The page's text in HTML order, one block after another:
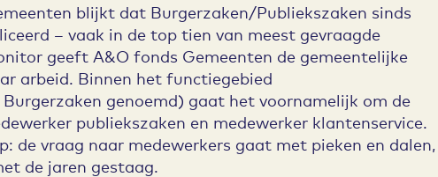
blijkt dat Burgerzaken/Publiekszaken sinds
– vaak in de top tien van meest gevraagde
geeft A&O fonds Gemeenten de gemeentelijke
arbeid. Binnen het functiegebied
genoemd) gaat het voornamelijk om de
publiekszaken en medewerker klantenservice.
de vraag naar medewerkers gaat met pieken en dalen,
de jaren gestaag.